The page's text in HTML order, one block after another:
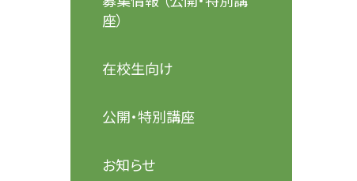
座）
在校生向け
公開・特別講座
お知らせ